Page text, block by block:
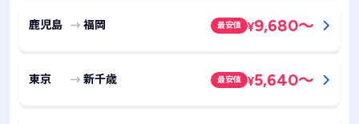
鹿児島 福岡 最安値 ¥9,680～
東京 新千歳 最安値 ¥5,640～